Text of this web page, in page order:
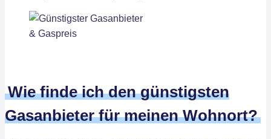
Wie finde ich den günstigsten
Gasanbieter für meinen Wohnort?